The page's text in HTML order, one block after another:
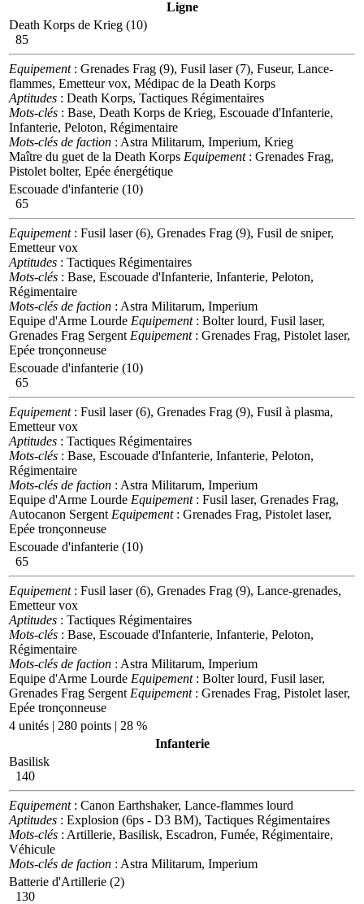
Ligne
Death Korps de Krieg (10)
85
Equipement: Grenades Frag (9), Fusil laser (7), Fuseur, Lance-
flammes, Emetteur vox, Médipac de la Death Korps
Aptitudes : Death Korps, Tactiques Régimentaires
Mots-clés : Base, Death Korps de Krieg, Escouade d'Infanterie,
Infanterie, Peloton, Régimentaire
Mots-clés de faction : Astra Militarum, Imperium, Krieg
Maître du guet de la Death Korps Equipement: Grenades Frag,
Pistolet bolter, Epée énergétique
Escouade d'infanterie (10)
65
Equipement: Fusil laser (6), Grenades Frag (9), Fusil de sniper,
Emetteur vox
Aptitudes : Tactiques Régimentaires
Mots-clés : Base, Escouade d'Infanterie, Infanterie, Peloton,
Régimentaire
Mots-clés de faction : Astra Militarum, Imperium
Equipe d'Arme Lourde Equipement: Bolter lourd, Fusil laser,
Grenades Frag Sergent Equipement: Grenades Frag, Pistolet laser,
Epée tronçonneuse
Escouade d'infanterie (10)
65
Equipement: Fusil laser (6), Grenades Frag (9), Fusil à plasma,
Emetteur vox
Aptitudes : Tactiques Régimentaires
Mots-clés : Base, Escouade d'Infanterie, Infanterie, Peloton,
Régimentaire
Mots-clés de faction : Astra Militarum, Imperium
Equipe d'Arme Lourde Equipement: Fusil laser, Grenades Frag,
Autocanon Sergent Equipement: Grenades Frag, Pistolet laser,
Epée tronçonneuse
Escouade d'infanterie (10)
65
Equipement: Fusil laser (6), Grenades Frag (9), Lance-grenades,
Emetteur vox
Aptitudes : Tactiques Régimentaires
Mots-clés : Base, Escouade d'Infanterie, Infanterie, Peloton,
Régimentaire
Mots-clés de faction : Astra Militarum, Imperium
Equipe d'Arme Lourde Equipement: Bolter lourd, Fusil laser,
Grenades Frag Sergent Equipement: Grenades Frag, Pistolet laser,
Epée tronçonneuse
4 unités | 280 points | 28 %
Infanterie
Basilisk
140
Equipement: Canon Earthshaker, Lance-flammes lourd
Aptitudes : Explosion (6ps - D3 BM), Tactiques Régimentaires
Mots-clés : Artillerie, Basilisk, Escadron, Fumée, Régimentaire,
Véhicule
Mots-clés de faction : Astra Militarum, Imperium
Batterie d'Artillerie (2)
130